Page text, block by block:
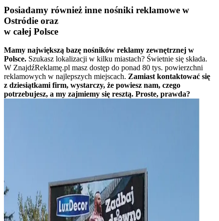
Posiadamy również inne nośniki reklamowe w
Ostródie oraz
w całej Polsce
Mamy największą bazę nośników reklamy zewnętrznej w
Polsce. Szukasz lokalizacji w kilku miastach? Świetnie się składa.
W ZnajdźReklamę.pl masz dostęp do ponad 80 tys. powierzchni
reklamowych w najlepszych miejscach. Zamiast kontaktować się
z dziesiątkami firm, wystarczy, że powiesz nam, czego
potrzebujesz, a my zajmiemy się resztą. Proste, prawda?